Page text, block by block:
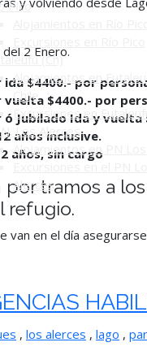
Pico
(Ch)
Alojamientos en
Chile
Excursiones en
Los Alerces
Alojamientos en PN Los
Alerces
2 Enero.
ida $4400.- por
vuelta $4400.- por
Jubilado Ida y
años inclusive.
años, sin cargo
por tramos a
refugio.
van en el día
, los alerces , lago ,